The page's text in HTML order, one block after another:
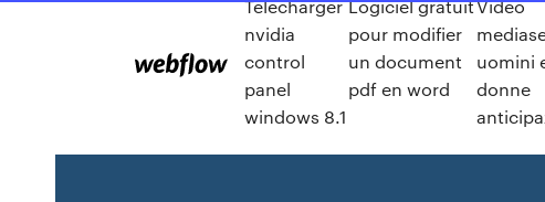
Télécharger
nvidia
control
panel
windows 8.1
Logiciel gratuit
pour modifier
un document
pdf en word
Video
uomini
donne